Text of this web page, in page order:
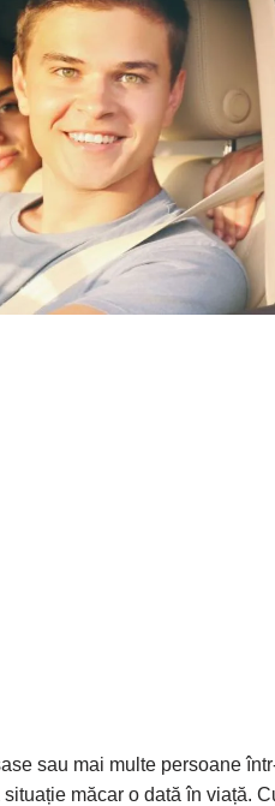
sau mai multe persoane
măcar o dată în viață.